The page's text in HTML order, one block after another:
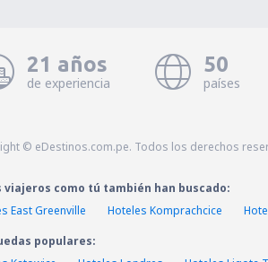
21 años
de experiencia
50
países
© eDestinos.com.pe. Todos los derechos
viajeros como tú también han buscado:
East Greenville
Hoteles Komprachcice
populares: